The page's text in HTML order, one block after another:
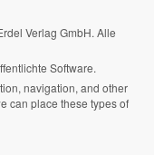
Verlag GmbH. Alle
Software.
navigation, and other
can place these types of